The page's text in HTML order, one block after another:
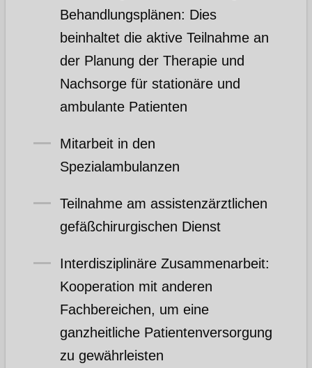
Behandlungsplänen: Dies
beinhaltet die aktive Teilnahme an
der Planung der Therapie und
Nachsorge für stationäre und
ambulante Patienten
Mitarbeit in den
Spezialambulanzen
Teilnahme am assistenzärztlichen
gefäßchirurgischen Dienst
Interdisziplinäre Zusammenarbeit:
Kooperation mit anderen
Fachbereichen, um eine
ganzheitliche Patientenversorgung
zu gewährleisten